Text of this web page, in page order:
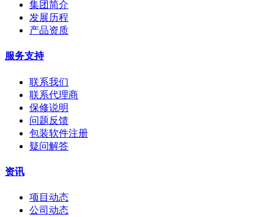
集团简介
发展历程
产品资质
服务支持
联系我们
联系代理商
保修说明
问题反馈
包装软件注册
疑问解答
资讯
项目动态
公司动态